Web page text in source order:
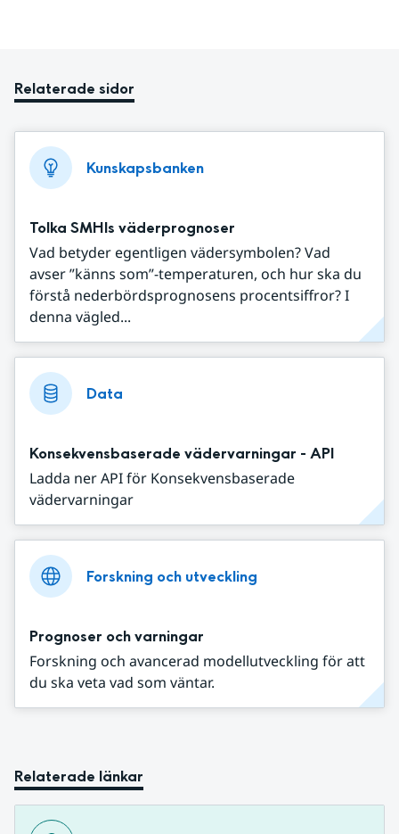
Relaterade sidor
Kunskapsbanken
Tolka SMHIs väderprognoser
Vad betyder egentligen vädersymbolen? Vad
avser ”känns som”-temperaturen, och hur ska du
förstå nederbördsprognosens procentsiffror? I
denna vägled...
Data
Konsekvensbaserade vädervarningar - API
Ladda ner API för Konsekvensbaserade
vädervarningar
Forskning och utveckling
Prognoser och varningar
Forskning och avancerad modellutveckling för att
du ska veta vad som väntar.
Relaterade länkar